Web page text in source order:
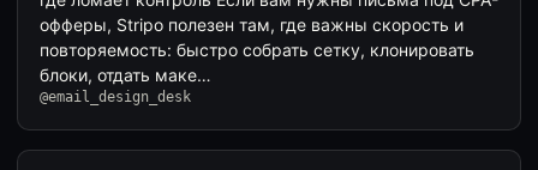
офферы, Stripo полезен там, где важны скорость и
повторяемость: быстро собрать сетку, клонировать
блоки, отдать маке…
@email_design_desk